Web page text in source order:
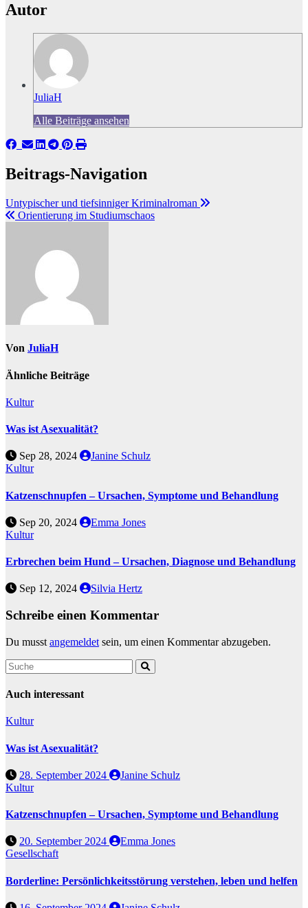
Autor
JuliaH
Alle Beiträge ansehen
Beitrags-Navigation
Untypischer und tiefsinniger Kriminalroman
Orientierung im Studiumschaos
Von JuliaH
Ähnliche Beiträge
Kultur
Was ist Asexualität?
Sep 28, 2024
Janine Schulz
Kultur
Katzenschnupfen – Ursachen, Symptome und Behandlung
Sep 20, 2024
Emma Jones
Kultur
Erbrechen beim Hund – Ursachen, Diagnose und Behandlung
Sep 12, 2024 Silvia Hertz
Schreibe einen Kommentar
Du musst angemeldet sein, um einen Kommentar abzugeben.
Auch interessant
Kultur
Was ist Asexualität?
28. September 2024
Janine Schulz
Kultur
Katzenschnupfen – Ursachen, Symptome und Behandlung
20. September 2024
Emma Jones
Gesellschaft
Borderline: Persönlichkeitsstörung verstehen, leben und helfen